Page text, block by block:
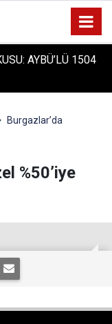
PLAZMA
ATILDI
Burgazlar’da
%50’iye